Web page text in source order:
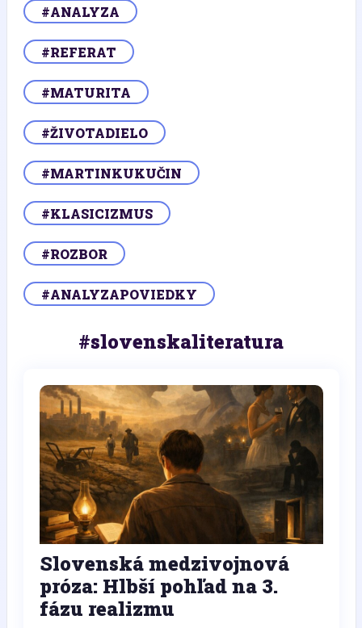
#ANALYZA
#REFERAT
#MATURITA
#ŽIVOTADIELO
#MARTINKUKUČIN
#KLASICIZMUS
#ROZBOR
#ANALYZAPOVIEDKY
#slovenskaliteratura
Slovenská medzivojnová
próza: Hlbší pohľad na 3.
fázu realizmu